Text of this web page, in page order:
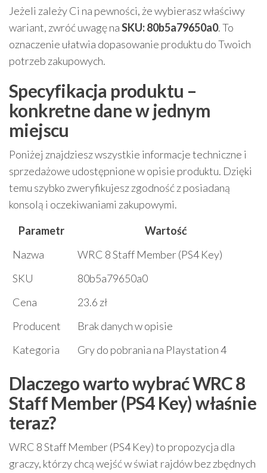
Jeżeli zależy Ci na pewności, że wybierasz właściwy
wariant, zwróć uwagę naSKU: 80b5a79650a0. To
oznaczenie ułatwia dopasowanie produktu do Twoich
potrzeb zakupowych.
Specyfikacja produktu –
konkretne dane w jednym
miejscu
Poniżej znajdziesz wszystkie informacje techniczne i
sprzedażowe udostępnione w opisie produktu. Dzięki
temu szybko zweryfikujesz zgodność z posiadaną
konsolą i oczekiwaniami zakupowymi.
Parametr
Wartość
Nazwa
WRC 8 Staff Member (PS4 Key)
SKU
80b5a79650a0
Cena
23.6 zł
Producent
Brak danych w opisie
Kategoria
Gry do pobrania na Playstation 4
Dlaczego warto wybrać WRC 8
Staff Member (PS4 Key) właśnie
teraz?
WRC 8 Staff Member (PS4 Key) to propozycja dla
graczy, którzy chcą wejść w świat rajdów bez zbędnych